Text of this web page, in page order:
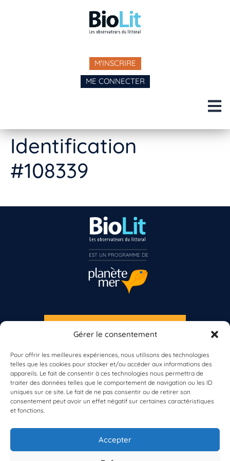
Gérer le consentement
Pour offrir les meilleures expériences, nous utilisons des technologies
telles que les cookies pour stocker et/ou accéder aux informations des
appareils. Le fait de consentir à ces technologies nous permettra de
traiter des données telles que le comportement de navigation ou les ID
uniques sur ce site. Le fait de ne pas consentir ou de retirer son
consentement peut avoir un effet négatif sur certaines caractéristiques
et fonctions.
Accepter
M'INSCRIRE
ME CONNECTER
Identification
#108339
À propos de BioLit
Vos données d'observation
Ressources
Résultats du programme
S'INSCRIRE À LA NEWSLETTER
Inscrivez-vous dès maintenant